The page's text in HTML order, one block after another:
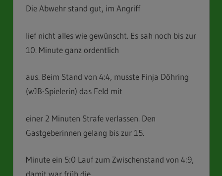
Die Abwehr stand gut, im Angriff
lief nicht alles wie gewünscht. Es sah noch bis zur
10. Minute ganz ordentlich
aus. Beim Stand von 4:4, musste Finja Döhring
(wJB-Spielerin) das Feld mit
einer 2 Minuten Strafe verlassen. Den
Gastgeberinnen gelang bis zur 15.
Minute ein 5:0 Lauf zum Zwischenstand von 4:9,
damit war früh die